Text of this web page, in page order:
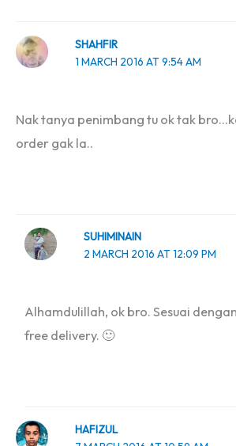
SHAHFIR
1 MARCH 2016 AT 9:54 AM
Nak tanya penimbang tu ok tak
order gak la..
SUHIMINAIN
2 MARCH 2016 AT 12:09 PM
Alhamdulillah, ok bro. Sesuai
free delivery. 🙂
HAFIZUL